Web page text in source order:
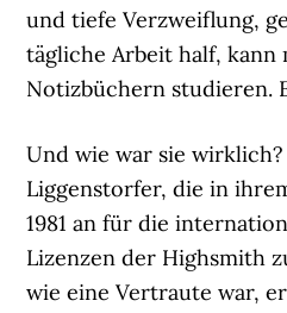
und tiefe Verzweiflung,
tägliche Arbeit half, kann
Notizbüchern studieren.
Und wie war sie
Liggenstorfer, die in
1981 an für die
Lizenzen der Highsmith
wie eine Vertraute war,